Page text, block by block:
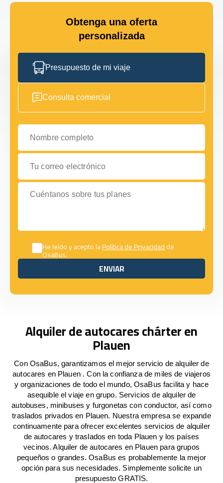
Obtenga una oferta
personalizada
Presupuesto de mi viaje
Consulta comercial
Nombre completo
Tu correo electrónico
Cuéntanos sobre tus planes
He leído y acepto laPolítica de Privacidadde
OsaBus.
ENVIAR
ENVIAR
Alquiler de autocares chárter en
Plauen
Con OsaBus, garantizamos el mejor servicio de alquiler de
autocares en Plauen . Con la confianza de miles de viajeros
y organizaciones de todo el mundo, OsaBus facilita y hace
asequible el viaje en grupo. Servicios de alquiler de
autobuses, minibuses y furgonetas con conductor, así como
traslados privados en Plauen. Nuestra empresa se expande
continuamente para ofrecer excelentes servicios de alquiler
de autocares y traslados en toda Plauen y los países
vecinos. Alquiler de autocares en Plauen para grupos
pequeños o grandes. OsaBus es probablemente la mejor
opción para sus necesidades. Simplemente solicite un
presupuesto GRATIS.